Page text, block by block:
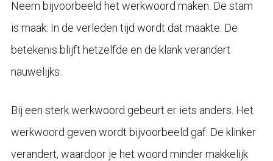
Neem bijvoorbeeld het werkwoord maken. De stam
is maak. In de verleden tijd wordt dat maakte. De
betekenis blijft hetzelfde en de klank verandert
nauwelijks.
Bij een sterk werkwoord gebeurt er iets anders. Het
werkwoord geven wordt bijvoorbeeld gaf. De klinker
verandert, waardoor je het woord minder makkelijk